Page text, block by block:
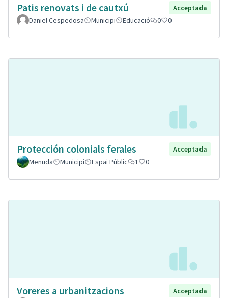
Patis renovats i de cautxú
Acceptada
Daniel Cespedosa
Municipi Educació 0 0
Protección colonials ferales
Acceptada
Menuda
Municipi Espai Públic 1 0
Voreres a urbanitzacions
Acceptada